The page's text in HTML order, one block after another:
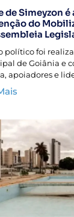
de Simeyzon é
do
político foi
de Goiânia e
apoiadores e